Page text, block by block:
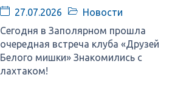
27.07.2026
Новости
Сегодня в Заполярном прошла
очередная встреча клуба «Друзей
Белого мишки» Знакомились с
лахтаком!